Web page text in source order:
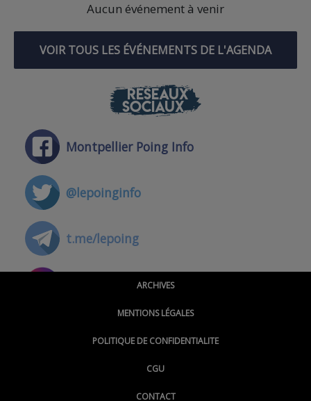
Aucun événement à venir
VOIR TOUS LES ÉVÉNEMENTS DE L'AGENDA
RÉSEAUX
SOCIAUX
Montpellier Poing Info
@lepoinginfo
t.me/lepoing
@montpellierpoinginfo
@LePoingMontpellier
ARCHIVES
MENTIONS LÉGALES
POLITIQUE DE CONFIDENTIALITE
CGU
CONTACT